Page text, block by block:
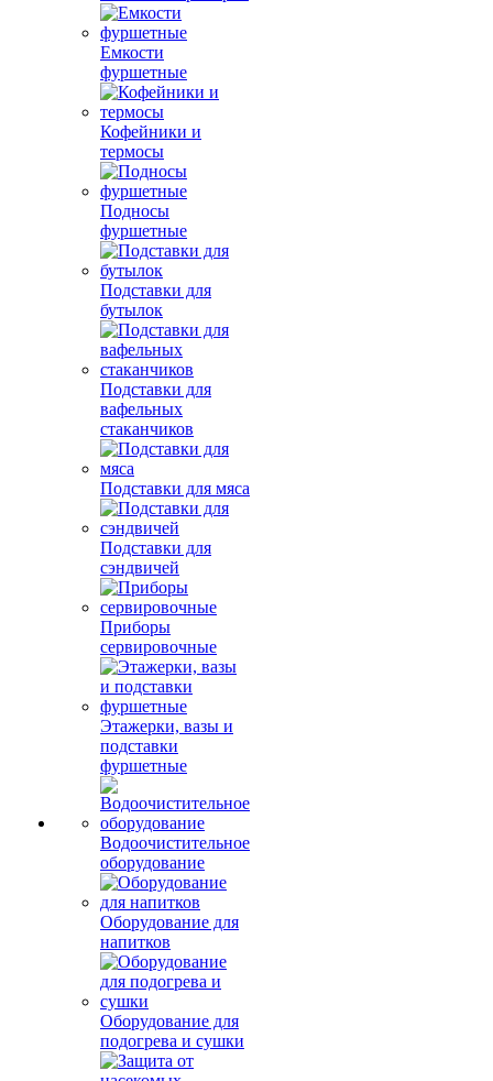
Емкости
фуршетные
Кофейники и
термосы
Подносы
фуршетные
Подставки для
бутылок
Подставки для
вафельных
стаканчиков
Подставки для мяса
Подставки для
сэндвичей
Приборы
сервировочные
Этажерки, вазы и
подставки
фуршетные
Водоочистительное
оборудование
Оборудование для
напитков
Оборудование для
подогрева и сушки